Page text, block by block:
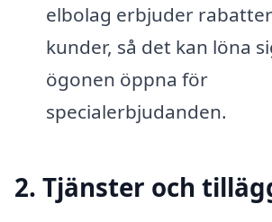
elbolag erbjuder
kunder, så det kan löna
ögonen öppna för
specialerbjudanden.
2. Tjänster och